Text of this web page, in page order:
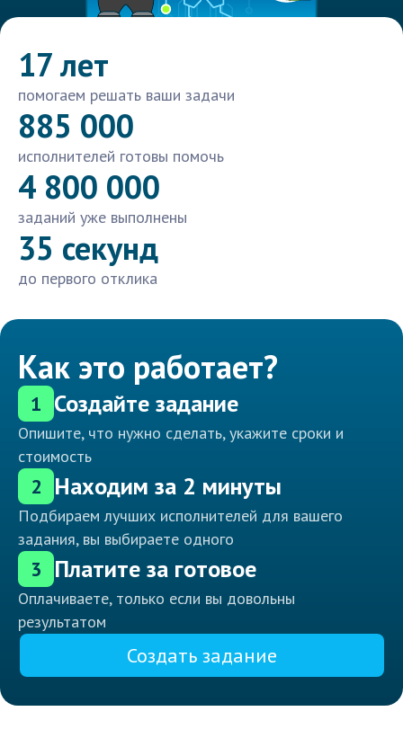
17 лет
помогаем решать ваши задачи
885 000
исполнителей готовы помочь
4 800 000
заданий уже выполнены
35 секунд
до первого отклика
Как это работает?
1 Создайте задание
Опишите, что нужно сделать, укажите сроки и
стоимость
2 Находим за 2 минуты
Подбираем лучших исполнителей для вашего
задания, вы выбираете одного
3 Платите за готовое
Оплачиваете, только если вы довольны
результатом
Создать задание